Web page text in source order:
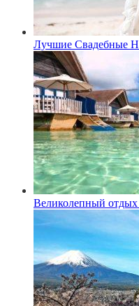
Лучшие Свадебные
Великолепный отдых